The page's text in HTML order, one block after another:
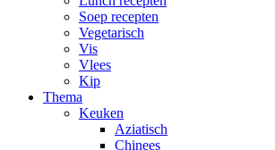
Soep recepten
Vegetarisch
Vis
Vlees
Kip
Thema
Keuken
Aziatisch
Chinees